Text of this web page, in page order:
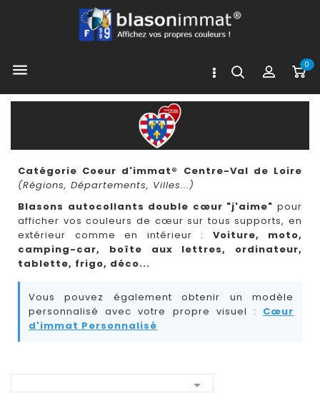
 0
Catégorie Coeur d'immat® Centre-Val de Loire
(Régions, Départements, Villes...)
Blasons autocollants double cœur "j'aime" pour
afficher vos couleurs de cœur sur tous supports, en
extérieur comme en intérieur : Voiture, moto,
camping-car, boîte aux lettres, ordinateur,
tablette, frigo, déco...
Vous pouvez également obtenir un modèle
personnalisé avec votre propre visuel : Cœur
d'immat Personnalisé
